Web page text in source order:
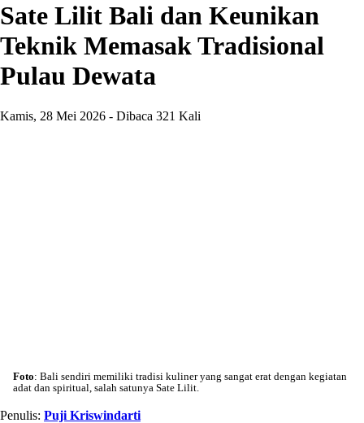
Sate Lilit Bali dan Keunikan
Teknik Memasak Tradisional
Pulau Dewata
Kamis, 28 Mei 2026 - Dibaca 321 Kali
Foto: Bali sendiri memiliki tradisi kuliner yang sangat erat dengan kegiatan
adat dan spiritual, salah satunya Sate Lilit.
Penulis: Puji Kriswindarti